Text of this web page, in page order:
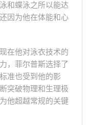
和蝶泳之所以能达
因为他在体能和心
在他对泳衣技术的
，菲尔普斯选择了
准也受到他的影
突破物理和生理极
他超越常规的关键